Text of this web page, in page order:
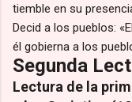
tiemble en su
Decid a los pueblos:
él gobierna a los
Segunda
Lectura de la